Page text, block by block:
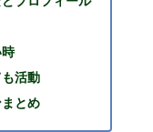
活動
とめ